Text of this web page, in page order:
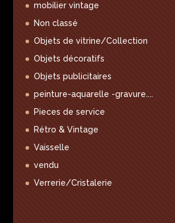
mobilier vintage
Non classé
Objets de vitrine/Collection
Objets décoratifs
Objets publicitaires
peinture-aquarelle -gravure....
Pieces de service
Rétro & Vintage
Vaisselle
vendu
Verrerie/Cristalerie